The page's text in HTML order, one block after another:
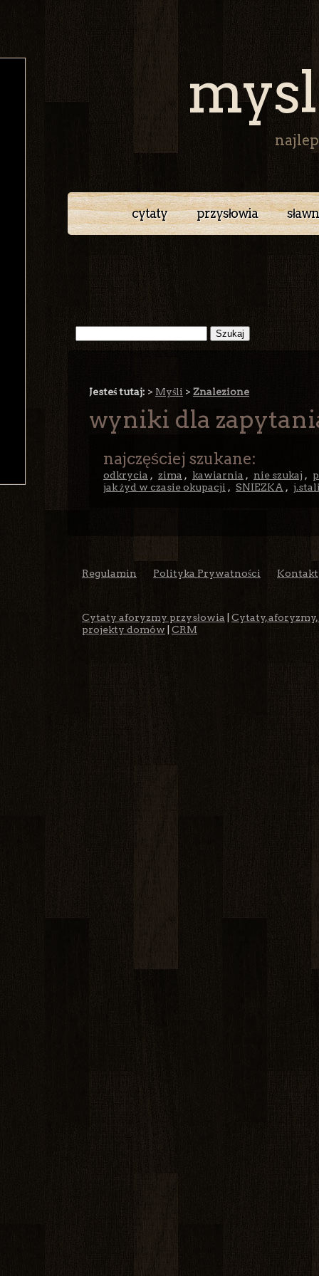
cytaty przysłowia
Jesteś tutaj: > Myśli > Znalezione
wyniki dla
najczęściej szukane:
odkrycia , zima , kawiarnia , nie szukaj ,
jak żyd w czasie okupacji , SNIEZKA ,
Regulamin Polityka Prywatności Kontakt
Cytaty aforyzmy przysłowia
Cytaty,
projekty domów
CRM